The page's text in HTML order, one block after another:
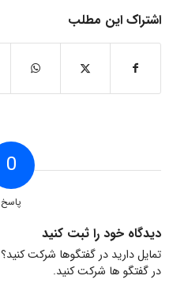
اشتراک این مطلب
0
پاسخ
دیدگاه خود را ثبت کنید
تمایل دارید در گفتگوها شرکت کنید؟
در گفتگو ها شرکت کنید.